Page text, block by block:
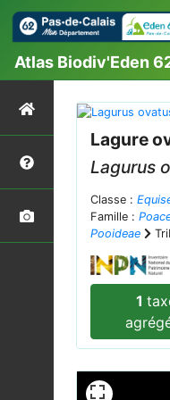
Atlas Biodiv'Eden
Lagure
Lagurus
Classe :
Famille :
Pooideae
1